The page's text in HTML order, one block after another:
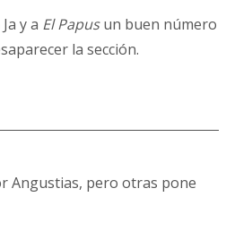
y a El Papusun buen número
la sección.
Angustias, pero otras pone